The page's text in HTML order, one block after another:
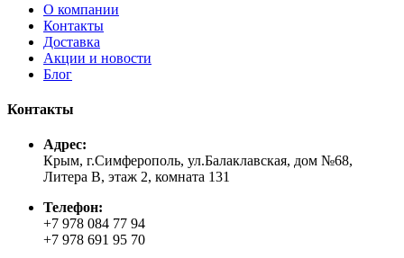
О компании
Контакты
Доставка
Акции и новости
Блог
Контакты
Адрес:
Крым, г.Симферополь, ул.Балаклавская, дом №68,
Литера В, этаж 2, комната 131
Телефон:
+7 978 084 77 94
+7 978 691 95 70